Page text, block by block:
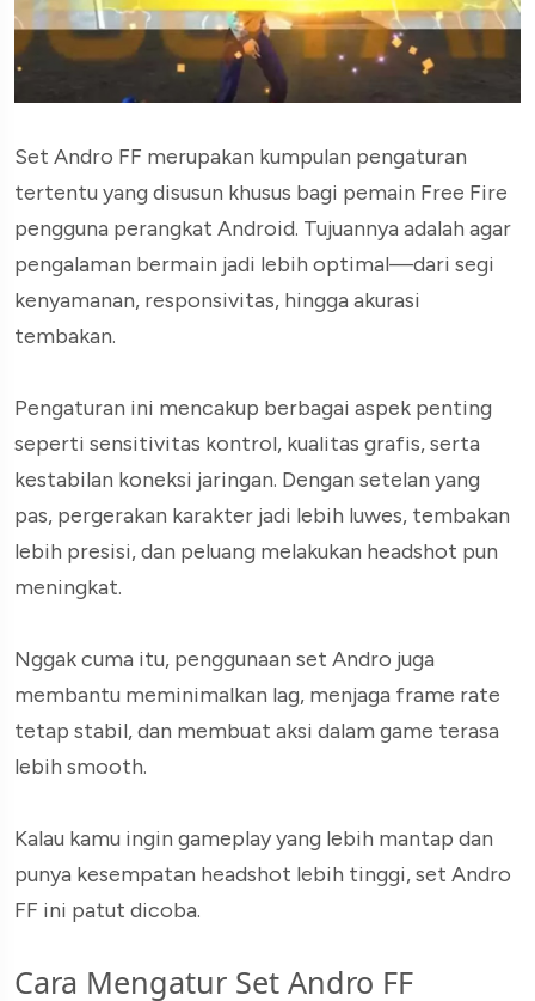
Set Andro FF merupakan kumpulan pengaturan
tertentu yang disusun khusus bagi pemain Free Fire
pengguna perangkat Android. Tujuannya adalah agar
pengalaman bermain jadi lebih optimal—dari segi
kenyamanan, responsivitas, hingga akurasi
tembakan.
Pengaturan ini mencakup berbagai aspek penting
seperti sensitivitas kontrol, kualitas grafis, serta
kestabilan koneksi jaringan. Dengan setelan yang
pas, pergerakan karakter jadi lebih luwes, tembakan
lebih presisi, dan peluang melakukan headshot pun
meningkat.
Nggak cuma itu, penggunaan set Andro juga
membantu meminimalkan lag, menjaga frame rate
tetap stabil, dan membuat aksi dalam game terasa
lebih smooth.
Kalau kamu ingin gameplay yang lebih mantap dan
punya kesempatan headshot lebih tinggi, set Andro
FF ini patut dicoba.
Cara Mengatur Set Andro FF